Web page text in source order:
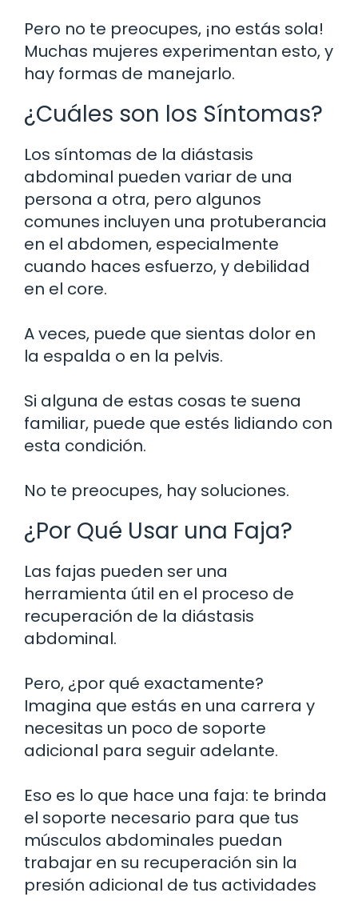
Pero no te preocupes, ¡no estás sola!
Muchas mujeres experimentan esto, y
hay formas de manejarlo.
¿Cuáles son los Síntomas?
Los síntomas de la diástasis
abdominal pueden variar de una
persona a otra, pero algunos
comunes incluyen una protuberancia
en el abdomen, especialmente
cuando haces esfuerzo, y debilidad
en el core.
A veces, puede que sientas dolor en
la espalda o en la pelvis.
Si alguna de estas cosas te suena
familiar, puede que estés lidiando con
esta condición.
No te preocupes, hay soluciones.
¿Por Qué Usar una Faja?
Las fajas pueden ser una
herramienta útil en el proceso de
recuperación de la diástasis
abdominal.
Pero, ¿por qué exactamente?
Imagina que estás en una carrera y
necesitas un poco de soporte
adicional para seguir adelante.
Eso es lo que hace una faja: te brinda
el soporte necesario para que tus
músculos abdominales puedan
trabajar en su recuperación sin la
presión adicional de tus actividades